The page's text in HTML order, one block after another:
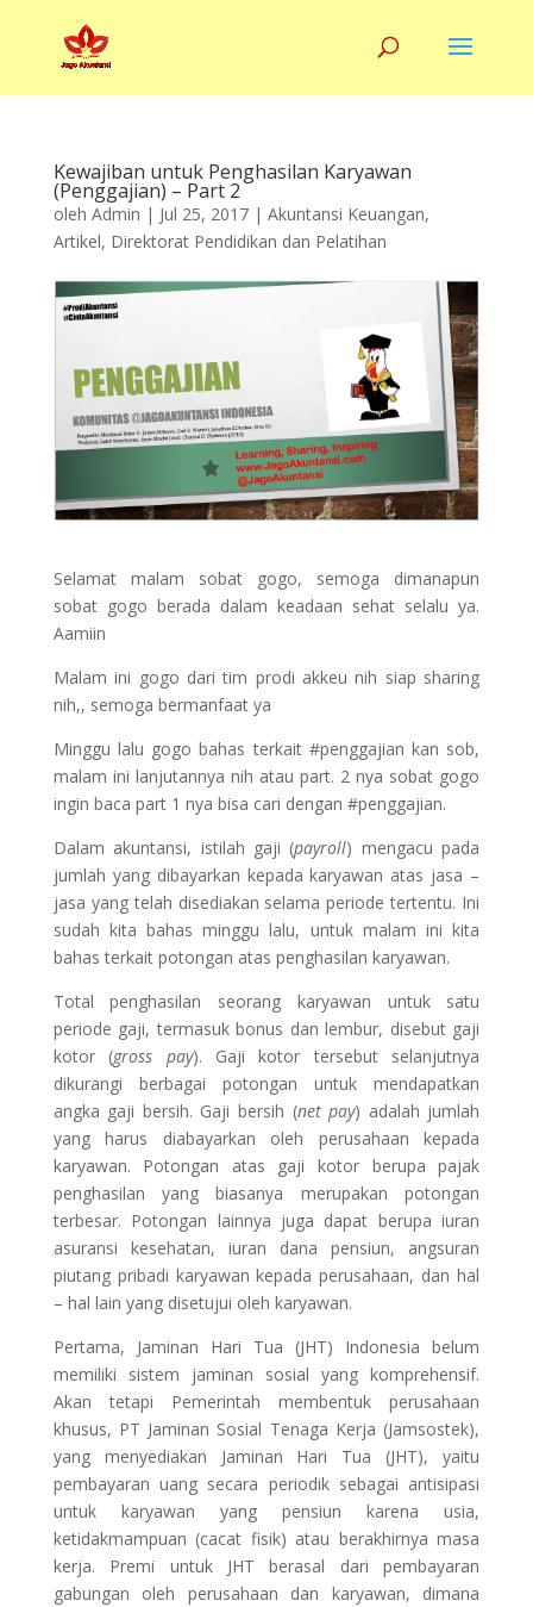
Kewajiban untuk Penghasilan Karyawan
(Penggajian) – Part 2
oleh Admin | Jul 25, 2017| Akuntansi Keuangan,
Artikel, Direktorat Pendidikan dan Pelatihan
Selamat malam sobat gogo, semoga dimanapun
sobat gogo berada dalam keadaan sehat selalu ya.
Aamiin
Malam ini gogo dari tim prodi akkeu nih siap sharing
nih,, semoga bermanfaat ya
Minggu lalu gogo bahas terkait #penggajian kan sob,
malam ini lanjutannya nih atau part. 2 nya sobat gogo
ingin baca part 1 nya bisa cari dengan #penggajian.
Dalam akuntansi, istilah gaji (payroll) mengacu pada
jumlah yang dibayarkan kepada karyawan atas jasa –
jasa yang telah disediakan selama periode tertentu. Ini
sudah kita bahas minggu lalu, untuk malam ini kita
bahas terkait potongan atas penghasilan karyawan.
Total penghasilan seorang karyawan untuk satu
periode gaji, termasuk bonus dan lembur, disebut gaji
kotor (gross pay). Gaji kotor tersebut selanjutnya
dikurangi berbagai potongan untuk mendapatkan
angka gaji bersih. Gaji bersih (net pay) adalah jumlah
yang harus diabayarkan oleh perusahaan kepada
karyawan. Potongan atas gaji kotor berupa pajak
penghasilan yang biasanya merupakan potongan
terbesar. Potongan lainnya juga dapat berupa iuran
asuransi kesehatan, iuran dana pensiun, angsuran
piutang pribadi karyawan kepada perusahaan, dan hal
– hal lain yang disetujui oleh karyawan.
Pertama, Jaminan Hari Tua (JHT) Indonesia belum
memiliki sistem jaminan sosial yang komprehensif.
Akan tetapi Pemerintah membentuk perusahaan
khusus, PT Jaminan Sosial Tenaga Kerja (Jamsostek),
yang menyediakan Jaminan Hari Tua (JHT), yaitu
pembayaran uang secara periodik sebagai antisipasi
untuk karyawan yang pensiun karena usia,
ketidakmampuan (cacat fisik) atau berakhirnya masa
kerja. Premi untuk JHT berasal dari pembayaran
gabungan oleh perusahaan dan karyawan, dimana